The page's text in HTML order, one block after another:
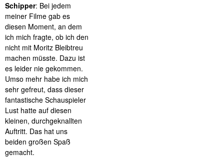
Schipper: Bei jedem
meiner Filme gab es
diesen Moment, an dem
ich mich fragte, ob ich den
nicht mit Moritz Bleibtreu
machen müsste. Dazu ist
es leider nie gekommen.
Umso mehr habe ich mich
sehr gefreut, dass dieser
fantastische Schauspieler
Lust hatte auf diesen
kleinen, durchgeknallten
Auftritt. Das hat uns
beiden großen Spaß
gemacht.